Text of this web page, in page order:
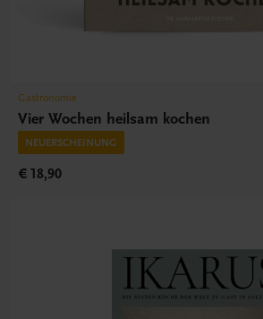
Gastronomie
Vier Wochen heilsam kochen
NEUERSCHEINUNG
€ 18,90